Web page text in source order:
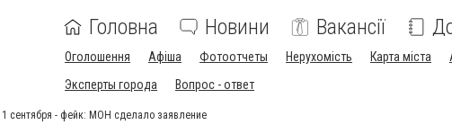
Головна Новини Вакансії
Оголошення Афіша Фотоотчеты Нерухомість Карта міста
Эксперты города
Вопрос - ответ
сентября - фейк: МОН сделало заявление